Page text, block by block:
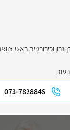
גרון וכירורגיית ראש-
073-7828846